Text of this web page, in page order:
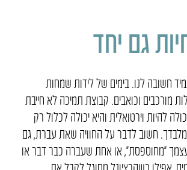
גם יחד
חשובה לנו. בימים של לידות שמחות
מורכבים וכואבים. קבוצת תמיכה לא חייבת
להיות וירטואלית והיא יכולה לכלול רק
חשוב לדבר על החוויה שאת עברת, גם
״מחוספסת״, או אחת שעברה כבר דבר או